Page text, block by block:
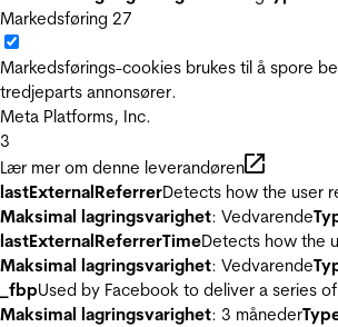
Markedsføring 27
Markedsførings-cookies brukes til å spore
tredjeparts annonsører.
Meta Platforms, Inc.
3
Lær mer om denne leverandøren
lastExternalReferrerDetects how the user
Maksimal lagringsvarighet: Vedvarende
lastExternalReferrerTimeDetects how the
Maksimal lagringsvarighet: Vedvarende
_fbpUsed by Facebook to deliver a series
Maksimal lagringsvarighet: 3 måneder